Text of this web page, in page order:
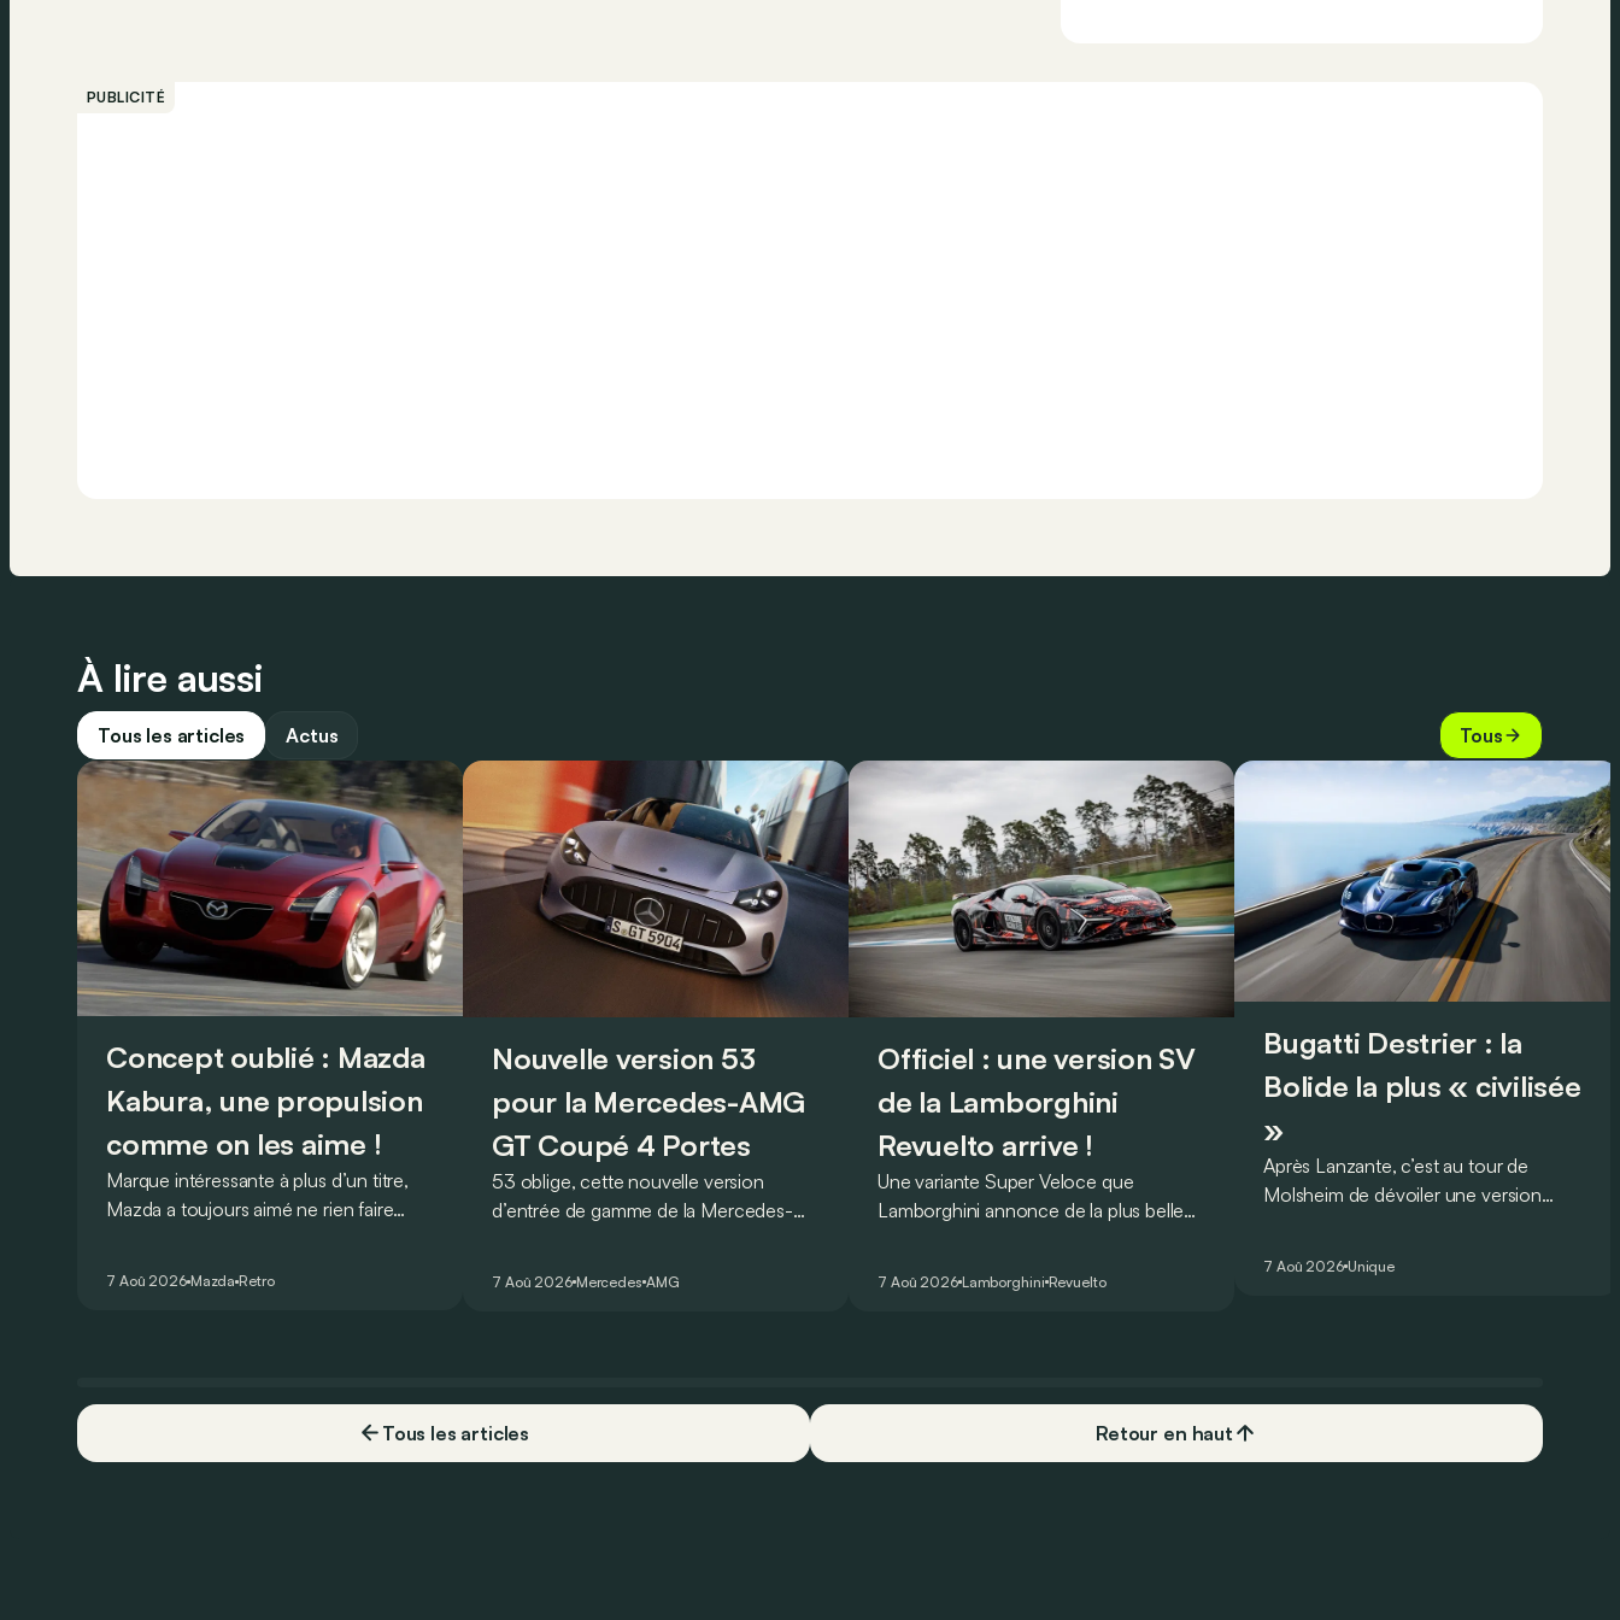
PUBLICITÉ
À lire aussi
Tous les articles Actus Tous
Concept oublié : Mazda
Kabura, une propulsion
comme on les aime !
Marque intéressante à plus d’un titre,
Mazda a toujours aimé ne rien faire
7 Aoû 2026 Mazda Retro
Nouvelle version 53
pour la Mercedes-AMG
GT Coupé 4 Portes
53 oblige, cette nouvelle version
d’entrée de gamme de la Mercedes-
7 Aoû 2026 Mercedes AMG
Officiel : une version SV
de la Lamborghini
Revuelto arrive !
Une variante Super Veloce que
Lamborghini annonce de la plus belle
voiture de série !
7 Aoû 2026 Lamborghini Revuelto
Bugatti Destrier : la
Bolide la plus « civilisée
»
Après Lanzante, c’est au tour de
Molsheim de dévoiler une version
7 Aoû 2026 Unique
Tous les articles Retour en haut